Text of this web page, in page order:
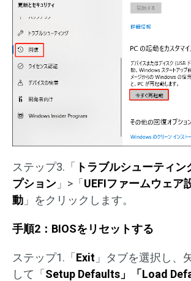
ステップ3.「 トラブルシューティン
プション 」>「UEFIファームウェア
動 」をクリックします。
手順2：BIOSをリセットする
ステップ1.「Exit 」タブを選択し、
して「Setup Defaults」「Load